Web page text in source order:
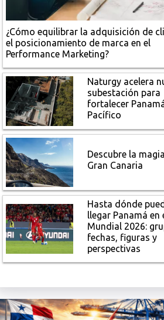
¿Cómo equilibrar la adquisición de
el posicionamiento de marca en el
Performance Marketing?
Naturgy acelera
subestación para
fortalecer
Pacífico
Descubre la
Gran Canaria
Hasta dónde
llegar Panamá en
Mundial 2026:
fechas, figuras y
perspectivas